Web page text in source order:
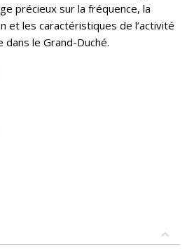
précieux sur la fréquence, la
et les caractéristiques de l’activité
dans le Grand-Duché.